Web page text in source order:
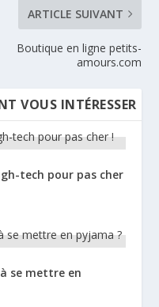
ARTICLE SUIVANT
Boutique en ligne petits-
amours.com
VOUS INTÉRESSER
tech pour pas cher
se mettre en